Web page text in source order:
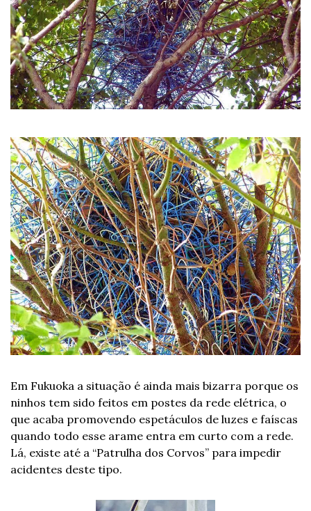
Em Fukuoka a situação é ainda mais bizarra porque os
ninhos tem sido feitos em postes da rede elétrica, o
que acaba promovendo espetáculos de luzes e faíscas
quando todo esse arame entra em curto com a rede.
Lá, existe até a “Patrulha dos Corvos” para impedir
acidentes deste tipo.